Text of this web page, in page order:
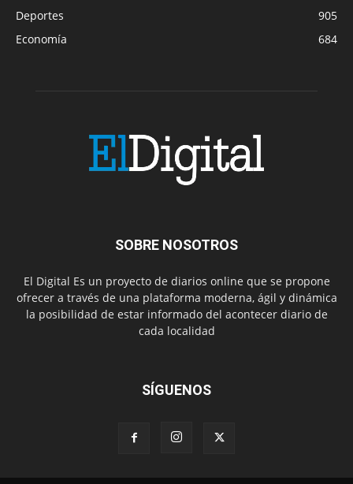
Deportes
905
Economía
684
SOBRE NOSOTROS
El Digital Es un proyecto de diarios online que se propone
ofrecer a través de una plataforma moderna, ágil y dinámica
la posibilidad de estar informado del acontecer diario de
cada localidad
SÍGUENOS